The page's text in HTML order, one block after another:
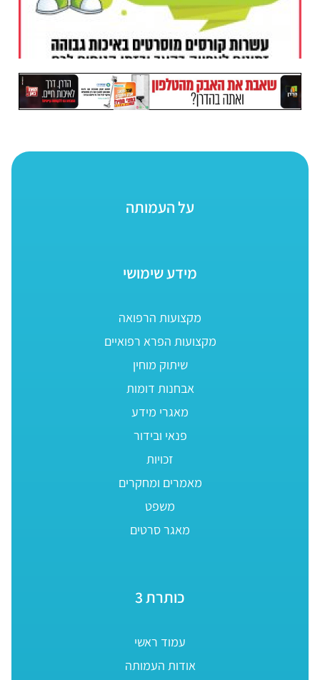
על העמותה
מידע שימושי
מקצועות הרפואה
מקצועות הפרא רפואיים
שיתוק מוחין
אבחנות דומות
מאגרי מידע
פנאי ובידור
זכויות
מאמרים ומחקרים
משפט
מאגר סרטים
כותרת 3
עמוד ראשי
אודות העמותה